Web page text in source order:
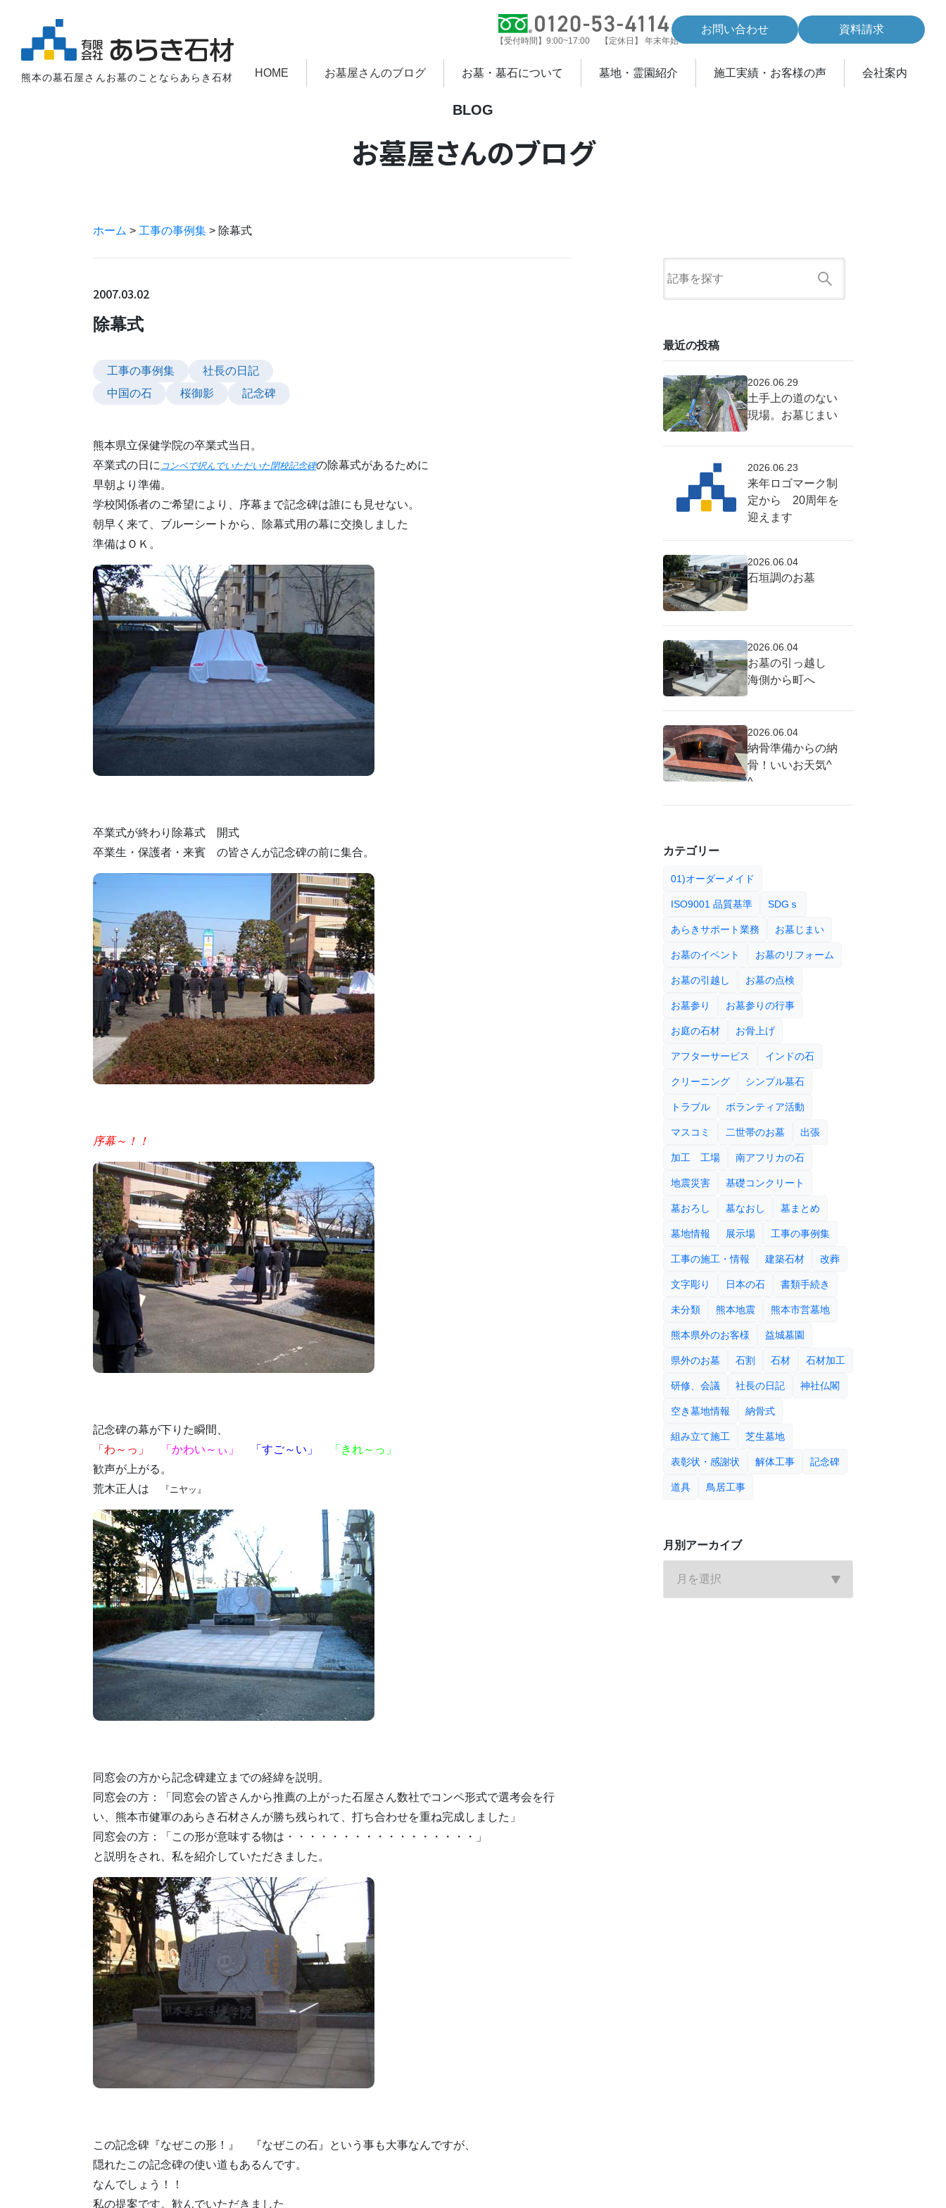
熊本の墓石屋さんお墓のことならあらき石材
【受付時間】9:00~17:00 【定休日】 年末年始
お問い合わせ 資料請求
HOME お墓屋さんのブログ お墓・墓石について 墓地・霊園紹介 施工実績・お客様の声 会社案内
BLOG
お墓屋さんのブログ
ホーム > 工事の事例集 > 除幕式
2007.03.02
除幕式
工事の事例集
社長の日記
中国の石
桜御影 記念碑
熊本県立保健学院の卒業式当日。
卒業式の日に コンペで択んでいただいた閉校記念碑の除幕式があるために
早朝より準備。
学校関係者のご希望により、序幕まで記念碑は誰にも見せない。
朝早く来て、ブルーシートから、除幕式用の幕に交換しました
準備はＯＫ。
卒業式が終わり除幕式 開式
卒業生・保護者・来賓 の皆さんが記念碑の前に集合。
序幕～！！
記念碑の幕が下りた瞬間、
「わ～っ」
「かわい～ぃ」 「すご～い」
「きれ～っ」
歓声が上がる。
荒木正人は
『ニヤッ』
同窓会の方から記念碑建立までの経緯を説明。
同窓会の方 ：「同窓会の皆さんから推薦の上がった石屋さん数社でコンペ形式で選考会を行
い、熊本市健軍のあらき石材さんが勝ち残られて、打ち合わせを重ね完成しました」
同窓会の方 ：「この形が意味する物は・・・・・・・・・・・・・・・・・」
と説明をされ、私を紹介していただきました。
この記念碑『なぜこの形！』 『なぜこの石』という事も大事なんですが、
隠れたこの記念碑の使い道もあるんです。
なんでしょう！！
私の提案です。歓んでいただきました
最近の投稿
2026.06.29
土手上の道のない
現場。お墓じまい
2026.06.23
来年ロゴマーク制
定から 20周年を
迎えます
2026.06.04
石垣調のお墓
2026.06.04
お墓の引っ越し
海側から町へ
2026.06.04
納骨準備からの納
骨！いいお天気^
^
カテゴリー
01)オーダーメイド
ISO9001 品質基準 SDGｓ
あらきサポート業務 お墓じまい
お墓のイベント お墓のリフォーム
お墓の引越し お墓の点検
お墓参り お墓参りの行事
お庭の石材 お骨上げ
アフターサービス インドの石
クリーニング シンプル墓石
トラブル ボランティア活動
マスコミ 二世帯のお墓 出張
加工 工場 南アフリカの石
地震災害 基礎コンクリート
墓おろし 墓なおし 墓まとめ
墓地情報 展示場 工事の事例集
工事の施工・情報 建築石材 改葬
文字彫り 日本の石 書類手続き
未分類 熊本地震 熊本市営墓地
熊本県外のお客様 益城墓園
県外のお墓 石割 石材 石材加工
研修、会議 社長の日記 神社仏閣
空き墓地情報 納骨式
組み立て施工 芝生墓地
表彰状・感謝状 解体工事 記念碑
道具 鳥居工事
月別アーカイブ